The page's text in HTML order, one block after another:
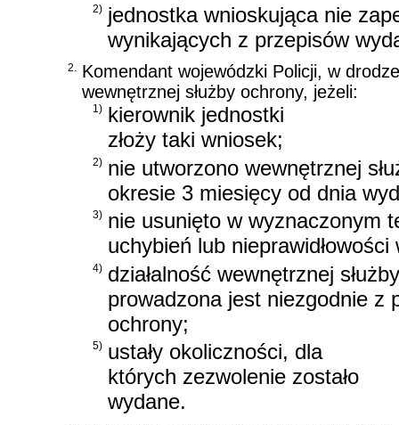
2) jednostka wnioskująca nie
wynikających z przepisów
2. Komendant wojewódzki Policji, w
wewnętrznej służby ochrony, jeżeli:
1) kierownik jednostki
złoży taki wniosek;
2) nie utworzono wewnętrznej
okresie 3 miesięcy od dnia
3) nie usunięto w wyznaczonym
uchybień lub
4) działalność wewnętrznej
prowadzona jest niezgodnie z
ochrony;
5) ustały okoliczności, dla
których zezwolenie zostało
wydane.